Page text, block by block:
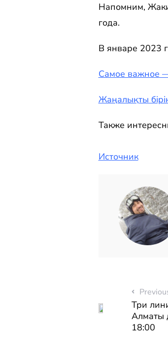
Напомним,
года.
В январе 2023
Самое важное
Жаңалықты
Также
Источник
Три
Алматы
18:00